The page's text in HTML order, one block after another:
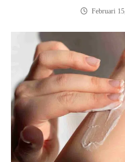
Februari